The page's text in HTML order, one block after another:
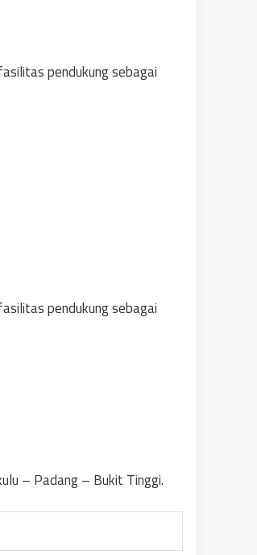
pendukung sebagai
pendukung sebagai
– Padang – Bukit Tinggi.